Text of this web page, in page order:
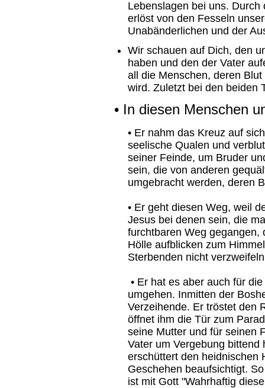
Lebenslagen bei uns.
erlöst von den Fesseln
Unabänderlichen und der
Wir schauen auf Dich, den
haben und den der Vater
all die Menschen, deren
wird. Zuletzt bei den beiden
• In diesen Menschen
• Er nahm das Kreuz auf
seelische Qualen und
seiner Feinde, um Bruder
sein, die von anderen
umgebracht werden, deren
• Er geht diesen Weg, weil
Jesus bei denen sein, die
furchtbaren Weg gegangen,
Hölle aufblicken zum
Sterbenden nicht
• Er hat es aber auch für
umgehen. Inmitten der
Verzeihende. Er tröstet den
öffnet ihm die Tür zum
seine Mutter und für seinen
Vater um Vergebung
erschüttert den heidnischen
Geschehen beaufsichtigt.
ist mit Gott "Wahrhaftig